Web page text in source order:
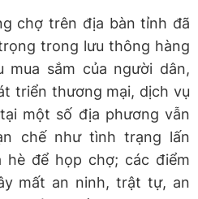
chợ trên địa bàn tỉnh đã
trong lưu thông hàng
mua sắm của người dân,
triển thương mại, dịch vụ
một số địa phương vẫn
chế như tình trạng lấn
hè để họp chợ; các điểm
mất an ninh, trật tự, an